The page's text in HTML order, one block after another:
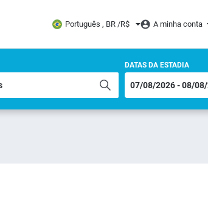
Português , BR /R$ A minha conta
DATAS DA ESTADIA